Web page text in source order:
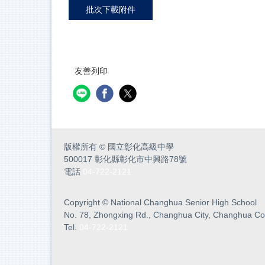
批次下載附件
友善列印
版權所有 © 國立彰化高級中學
500017 彰化縣彰化市中興路78號
電話
Copyright © National Changhua Senior High School
No. 78, Zhongxing Rd., Changhua City, Changhua
Tel.